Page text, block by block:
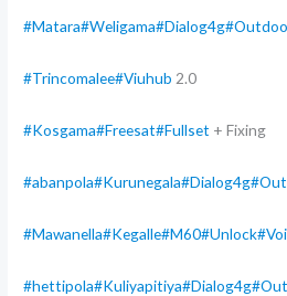
#Matara#Weligama#Dialog4g
#Trincomalee#Viuhub 2.0
#Kosgama#Freesat#Fullset + Fixing
#abanpola#Kurunegala#Dialog4g
#Mawanella#Kegalle#M60#Unlock
#hettipola#Kuliyapitiya#Dialog4g